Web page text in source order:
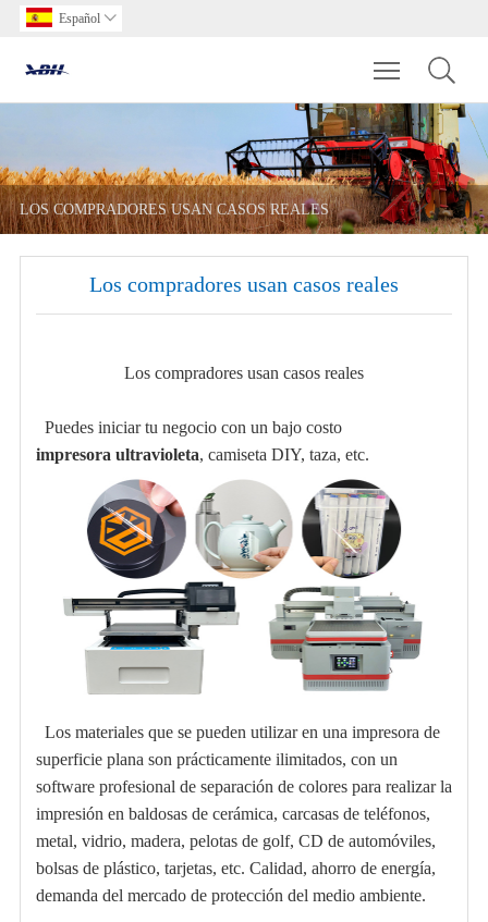
Español 
Toggle
LOS COMPRADORES USAN CASOS REALES
Los compradores usan casos reales
Los compradores usan casos reales
Puedes iniciar tu negocio con un bajo costo
impresora ultravioleta, camiseta DIY, taza, etc.
Los materiales que se pueden utilizar en una impresora de
superficie plana son prácticamente ilimitados, con un
software profesional de separación de colores para realizar la
impresión en baldosas de cerámica, carcasas de teléfonos,
metal, vidrio, madera, pelotas de golf, CD de automóviles,
bolsas de plástico, tarjetas, etc. Calidad, ahorro de energía,
demanda del mercado de protección del medio ambiente.